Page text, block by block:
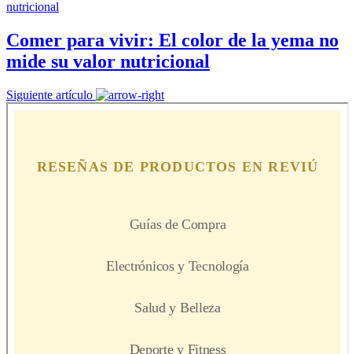
Comer para vivir: El color de la yema no
mide su valor nutricional
Siguiente artículo